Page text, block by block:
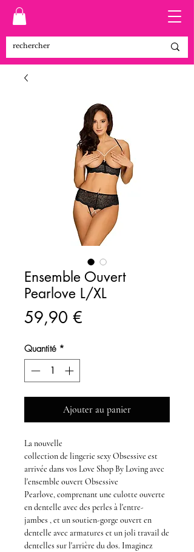
Ensemble Ouvert
Pearlove L/XL
59,90 €
Quantité *
Ajouter au panier
La nouvelle
collection de lingerie sexy Obsessive est
arrivée dans vos Love Shop By Lovingavec
l'ensemble ouvert Obsessive
Pearlove,comprenant une culotte ouverte
en dentelle avec des perles à l'entre-
jambes , et unsoutien-gorge ouvert en
dentelle avec armatures et un joli travail de
dentelles sur l'arrière du dos. Imaginez